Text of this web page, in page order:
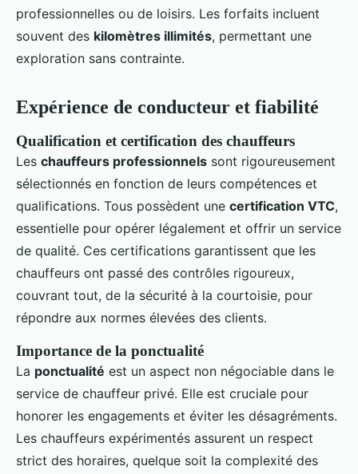
professionnelles ou de loisirs. Les forfaits incluent
souvent des kilomètres illimités, permettant une
exploration sans contrainte.
Expérience de conducteur et fiabilité
Qualification et certification des chauffeurs
Les chauffeurs professionnels sont rigoureusement
sélectionnés en fonction de leurs compétences et
qualifications. Tous possèdent une certification VTC,
essentielle pour opérer légalement et offrir un service
de qualité. Ces certifications garantissent que les
chauffeurs ont passé des contrôles rigoureux,
couvrant tout, de la sécurité à la courtoisie, pour
répondre aux normes élevées des clients.
Importance de la ponctualité
La ponctualité est un aspect non négociable dans le
service de chauffeur privé. Elle est cruciale pour
honorer les engagements et éviter les désagréments.
Les chauffeurs expérimentés assurent un respect
strict des horaires, quelque soit la complexité des